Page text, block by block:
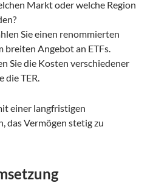
Markt oder welche Region
Sie einen renommierten
breiten Angebot an ETFs.
Sie die Kosten verschiedener
die TER.
einer langfristigen
das Vermögen stetig zu